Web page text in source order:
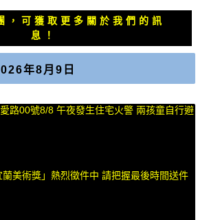
，可獲取更多關於我們的訊
息！
年8月9日
路00號8/8 午夜發生住宅火警 兩孩童自行避
蘭美術獎」熱烈徵件中 請把握最後時間送件